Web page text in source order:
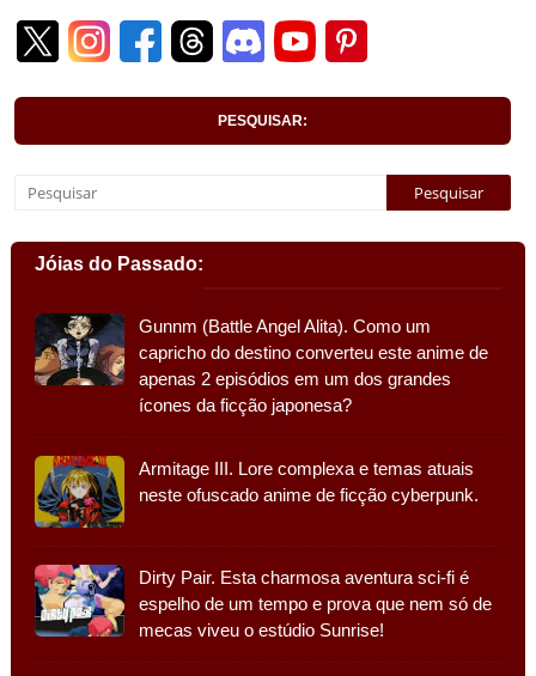
PESQUISAR:
Jóias do Passado:
Gunnm (Battle Angel Alita). Como um
capricho do destino converteu este anime de
apenas 2 episódios em um dos grandes
ícones da ficção japonesa?
Armitage III. Lore complexa e temas atuais
neste ofuscado anime de ficção cyberpunk.
Dirty Pair. Esta charmosa aventura sci-fi é
espelho de um tempo e prova que nem só de
mecas viveu o estúdio Sunrise!